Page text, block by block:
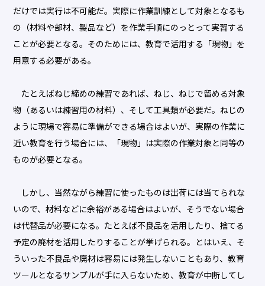
だけでは実行は不可能だ。実際に作業訓練として対象となるも
の（材料や部材、製品など）を作業手順にのっとって実習する
ことが必要となる。そのためには、教育で活用する「現物」を
用意する必要がある。
たとえばねじ締めの練習であれば、ねじ、ねじで留める対象
物（あるいは練習用の材料）、そして工具類が必要だ。ねじの
ように現場で容易に準備ができる場合はよいが、実際の作業に
近い教育を行う場合には、「現物」は実際の作業対象と同等の
ものが必要となる。
しかし、当然ながら練習に使ったものは出荷には当てられな
いので、材料などに余裕がある場合はよいが、そうでない場合
は代替品が必要になる。たとえば不良品を活用したり、捨てる
予定の廃材を活用したりすることが挙げられる。とはいえ、そ
ういった不良品や廃材は容易には発生しないこともあり、教育
ツールとなるサンプルが手に入らないため、教育が中断してし